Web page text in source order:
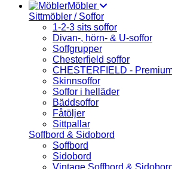
Möbler
Sittmöbler / Soffor
1-2-3 sits soffor
Divan-, hörn- & U-soffor
Soffgrupper
Chesterfield soffor
CHESTERFIELD -
Skinnsoffor
Soffor i helläder
Bäddsoffor
Fåtöljer
Sittpallar
Soffbord & Sidobord
Soffbord
Sidobord
Vintage Soffbord & Sidobord